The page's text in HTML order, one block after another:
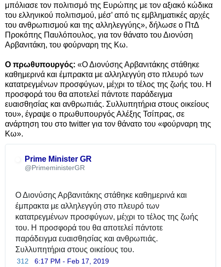
μπόλιασε τον πολιτισμό της Ευρώπης με τον αξιακό κώδικα
του ελληνικού πολιτισμού, μέσ’ από τις εμβληματικές αρχές
του ανθρωπισμού και της αλληλεγγύης», δήλωσε ο ΠτΔ
Προκόπης Παυλόπουλος, για τον θάνατο του Διονύση
Αρβανιτάκη, του φούρναρη της Κω.
Ο πρωθυπουργός: «Ο Διονύσης Αρβανιτάκης στάθηκε
καθημερινά και έμπρακτα με αλληλεγγύη στο πλευρό των
κατατρεγμένων προσφύγων, μέχρι το τέλος της ζωής του. Η
προσφορά του θα αποτελεί πάντοτε παράδειγμα
ευαισθησίας και ανθρωπιάς. Συλλυπητήρια στους οικείους
του», έγραψε ο πρωθυπουργός Αλέξης Τσίπρας, σε
ανάρτηση του στο twitter για τον θάνατο του «φούρναρη της
Κω».
Prime Minister GR
@PrimeministerGR
Ο Διονύσης Αρβανιτάκης στάθηκε καθημερινά και
έμπρακτα με αλληλεγγύη στο πλευρό των
κατατρεγμένων προσφύγων, μέχρι το τέλος της ζωής
του. Η προσφορά του θα αποτελεί πάντοτε
παράδειγμα ευαισθησίας και ανθρωπιάς.
Συλλυπητήρια στους οικείους του.
312 6:17 PM - Feb 17, 2019